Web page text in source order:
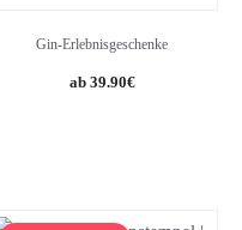
Gin-Erlebnisgeschenke
39.90€